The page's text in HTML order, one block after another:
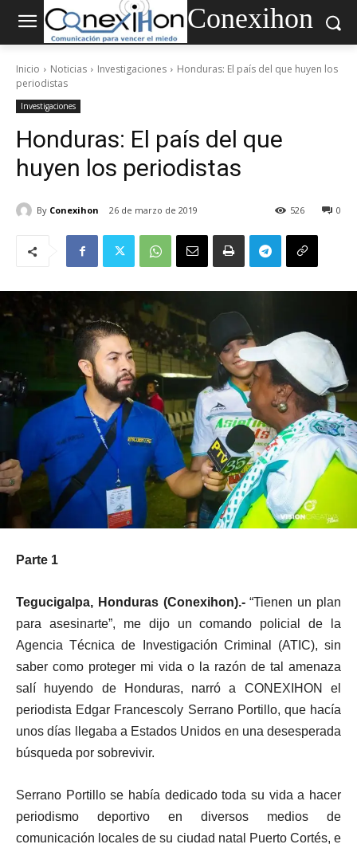
Conexihon
Inicio Noticias Investigaciones
Honduras: El país del que huyen los
periodistas
Investigaciones
Honduras: El país del que
huyen los periodistas
By Conexihon 26 de marzo de 2019 0
526
Parte 1
Tegucigalpa, Honduras (Conexihon).-“Tienen un plan
para asesinarte”, me dijo un comando policial de la
Agencia Técnica de Investigación Criminal (ATIC), sin
saber como proteger mi vida o la razón de tal amenaza
salí huyendo de Honduras, narró a CONEXIHON el
periodista Edgar Francescoly Serrano Portillo, que hacía
unos días llegaba a Estados Unidos en una desesperada
búsqueda por sobrevivir.
Serrano Portillo se había dedicado toda su vida a hacer
periodismo deportivo en diversos medios de
comunicación locales de su ciudad natal Puerto Cortés, e